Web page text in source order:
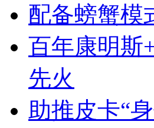
配备螃蟹模
百年康明斯
先火
助推皮卡“